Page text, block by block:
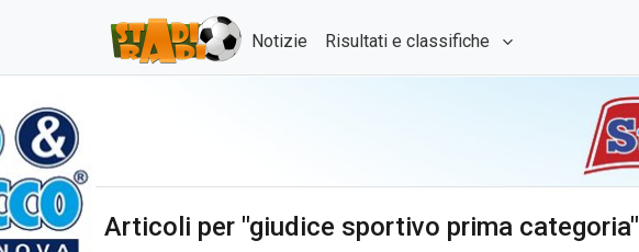
Notizie Risultati e classifiche
Articoli per "giudice sportivo prima categoria"